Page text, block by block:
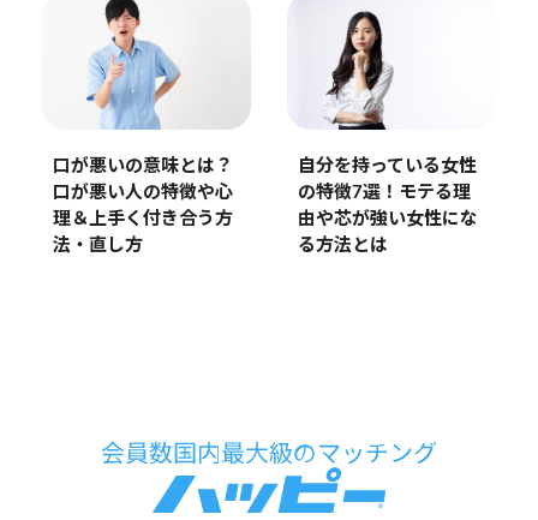
口が悪いの意味とは？
口が悪い人の特徴や心
理＆上手く付き合う方
法・直し方
自分を持っている女性
の特徴7選！モテる理
由や芯が強い女性にな
る方法とは